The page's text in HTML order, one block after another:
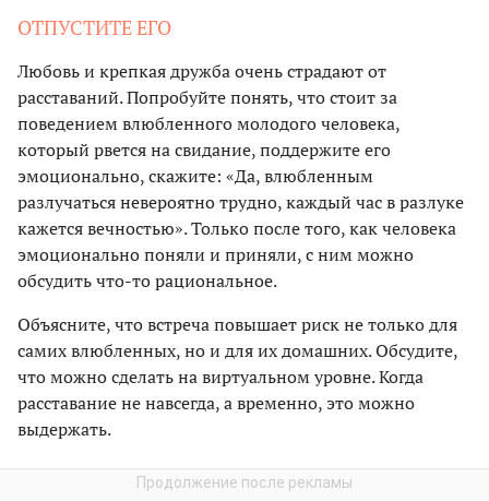
ОТПУСТИТЕ ЕГО
Любовь и крепкая дружба очень страдают от
расставаний. Попробуйте понять, что стоит за
поведением влюбленного молодого человека,
который рвется на свидание, поддержите его
эмоционально, скажите: «Да, влюбленным
разлучаться невероятно трудно, каждый час в разлуке
кажется вечностью». Только после того, как человека
эмоционально поняли и приняли, с ним можно
обсудить что-то рациональное.
Объясните, что встреча повышает риск не только для
самих влюбленных, но и для их домашних. Обсудите,
что можно сделать на виртуальном уровне. Когда
расставание не навсегда, а временно, это можно
выдержать.